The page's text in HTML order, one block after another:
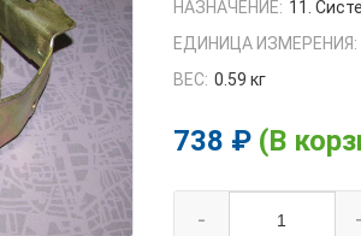
НАЗНАЧЕНИЕ: 11.
ЕДИНИЦА ИЗМЕРЕНИЯ:
ВЕС: 0.59 кг
738 ₽ (В
-